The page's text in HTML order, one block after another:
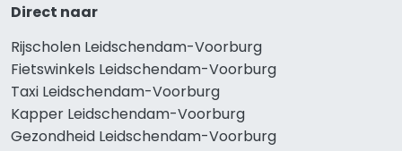
Direct naar
Rijscholen Leidschendam-Voorburg
Fietswinkels Leidschendam-Voorburg
Taxi Leidschendam-Voorburg
Kapper Leidschendam-Voorburg
Gezondheid Leidschendam-Voorburg